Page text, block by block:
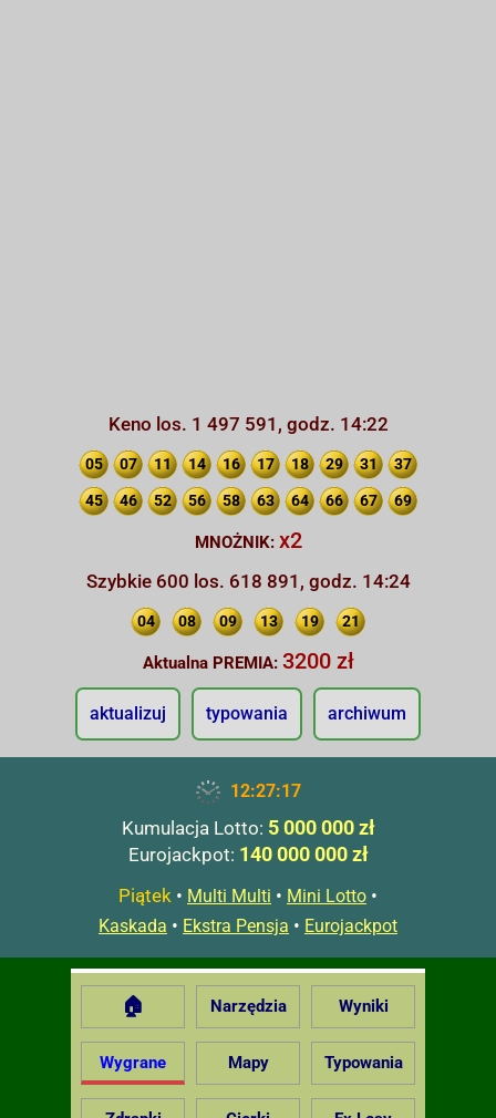
Keno los. 1 497 591, godz. 14:22
05 07 11 14 16 17 18 29 31 37
45 46 52 56 58 63 64 66 67 69
MNOŻNIK: x2
Szybkie 600 los. 618 891, godz. 14:24
04 08 09 13 19 21
Aktualna PREMIA: 3200 zł
aktualizuj typowania archiwum
12:27:18
Kumulacja Lotto: 5 000 000 zł
Eurojackpot: 140 000 000 zł
Piątek • Multi Multi • Mini Lotto •
Kaskada • Ekstra Pensja • Eurojackpot
🏠 Narzędzia Wyniki
Wygrane Mapy Typowania